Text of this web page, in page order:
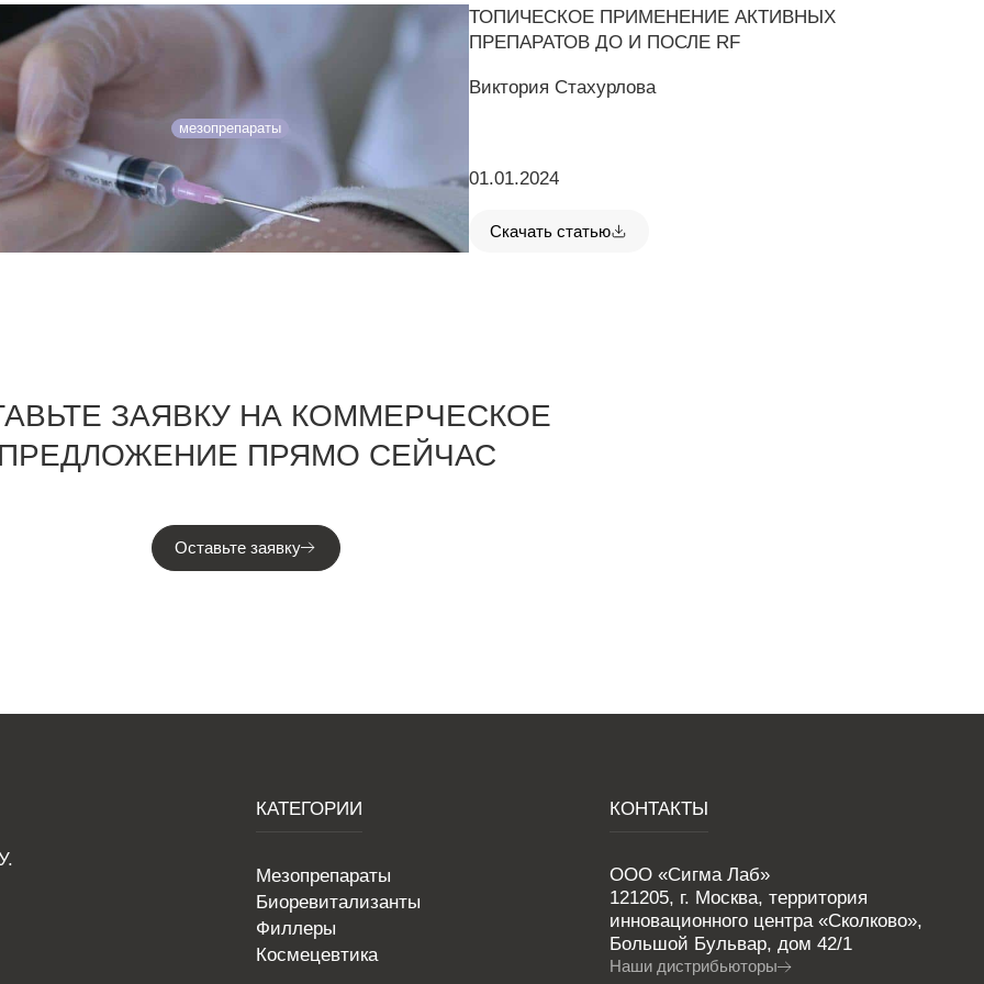
мезопрепараты
ТОПИЧЕСКОЕ ПРИМЕНЕНИЕ АКТИВНЫХ
ПРЕПАРАТОВ ДО И ПОСЛЕ RF
Виктория Стахурлова
01.01.2024
Скачать статью
ЗАЯВКУ НА КОММЕРЧЕСКОЕ
ПРЯМО СЕЙЧАС
Оставьте заявку
КАТЕГОРИИ
Мезопрепараты
Биоревитализанты
Филлеры
Космецевтика
КОНТАКТЫ
ООО «Сигма Лаб»
121205, г. Москва, территория
инновационного центра «Сколково»,
Большой Бульвар, дом 42/1
Наши дистрибьюторы